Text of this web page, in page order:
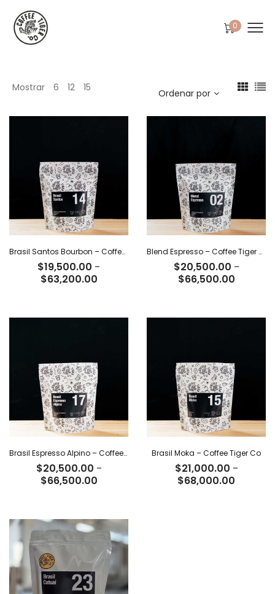
0
Mostrar 6 12 15 Ordenar por
Brasil Santos Bourbon – Coffee Tiger Co
$19,500.00 -
$63,200.00Rango
desde
Blend Espresso – Coffee Tiger Co
$20,500.00 -
$66,500.00Rango
desde
Brasil Espresso Alpino – Coffee Tiger Co
$20,500.00 -
$66,500.00Rango
desde
$20,500.00
hasta
$66,500.00
Brasil Moka – Coffee Tiger Co
$21,000.00 -
$68,000.00